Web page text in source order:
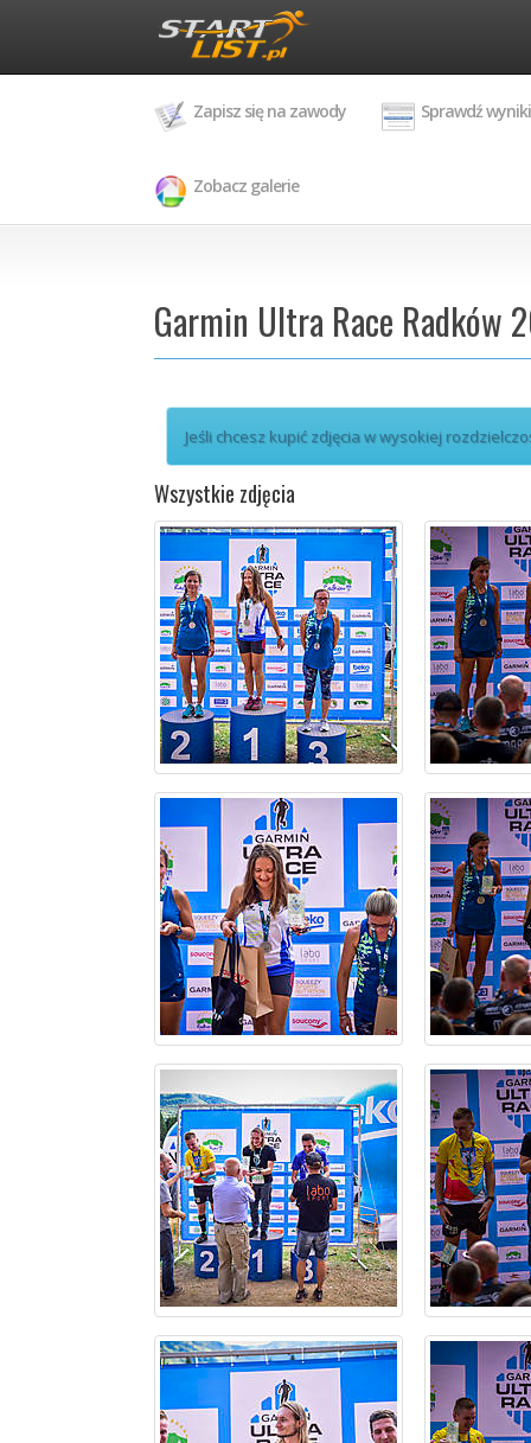
Zapisz się na zawody Sprawdź wyniki
Zobacz galerie
Garmin Ultra Race
Jeśli chcesz kupić zdjęcia w wysokiej
Wszystkie zdjęcia